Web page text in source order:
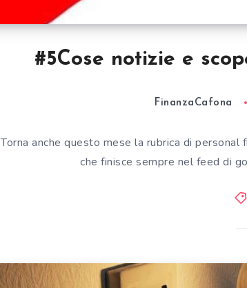
#5Cose notizie e
FinanzaCafona
Torna anche questo mese la rubrica di personal
che finisce sempre nel feed di